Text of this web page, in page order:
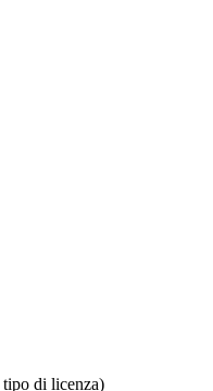
tipo di licenza)